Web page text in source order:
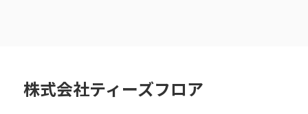
株式会社ティーズフロア